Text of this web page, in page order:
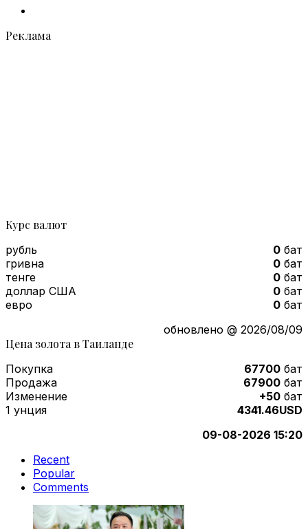
Реклама
Курс валют
рубль 0 бат
гривна
0 бат
тенге
0 бат
доллар США
0 бат
евро
0 бат
обновлено @ 2026/08/09
Цена золота в Таиланде
Покупка 67700 бат
Продажа
67900 бат
Изменение
+50 бат
1 унция
4341.46USD
09-08-2026 15:20
Recent
Popular
Comments